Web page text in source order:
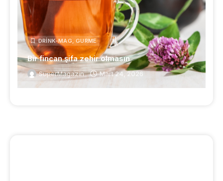
DRINK-MAG,GURME
Bir fincan şifa zehir olmasın
SuperMagazin Mart 24, 2026